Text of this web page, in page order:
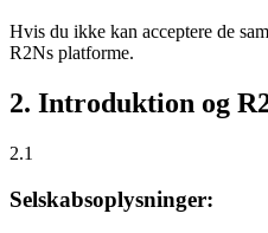
Hvis du ikke kan acceptere de
R2Ns platforme.
2. Introduktion og
2.1
Selskabsoplysninger: